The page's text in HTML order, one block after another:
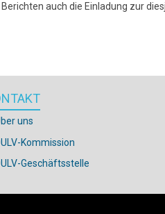
auch die Einladung zur
uns
Kommission
Geschäftsstelle